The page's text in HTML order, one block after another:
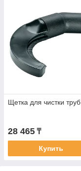
Щетка для чистки труб
28 465 ₸
Купить